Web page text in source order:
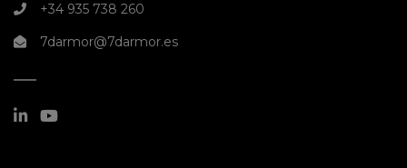
+34 935 738 260
7darmor@7darmor.es